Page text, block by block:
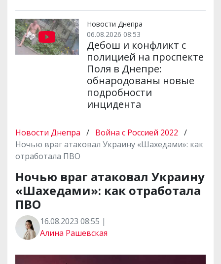
Новости Днепра
06.08.2026 08:53
Дебош и конфликт с
полицией на проспекте
Поля в Днепре:
обнародованы новые
подробности
инцидента
Новости Днепра / Война с Россией 2022 /
Ночью враг атаковал Украину «Шахедами»: как
отработала ПВО
Ночью враг атаковал Украину
«Шахедами»: как отработала
ПВО
16.08.2023 08:55 |
Алина Рашевская